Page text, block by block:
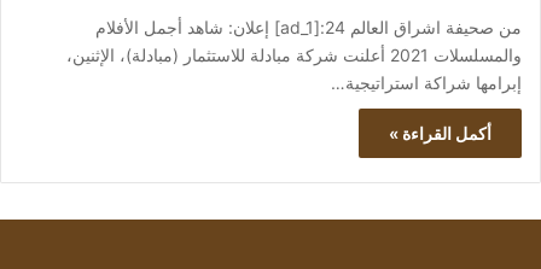
من صحيفة اشراق العالم 24:[ad_1] إعلان: شاهد أجمل الأفلام
والمسلسلات 2021 أعلنت شركة مبادلة للاستثمار (مبادلة)، الإثنين،
إبرامها شراكة استراتيجية…
أكمل القراءة »